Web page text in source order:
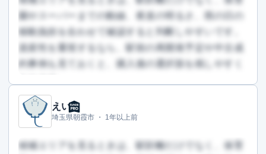
園やスーパーまでの動線、夜道の明るさ、雨の日の
移動負担を合わせて確認すると判断しやすいです。
資産性を重視するなら、駅前の再開発予定や中古成
約事例も見ておくと、購入後の選択肢を残しやすく
この回答を読むには会員登録が必要です
（文字数：644文字）
えい
埼玉県朝霞市 ・ 1年以上前
候補エリアを見るときは、駅距離だけでなく、保育